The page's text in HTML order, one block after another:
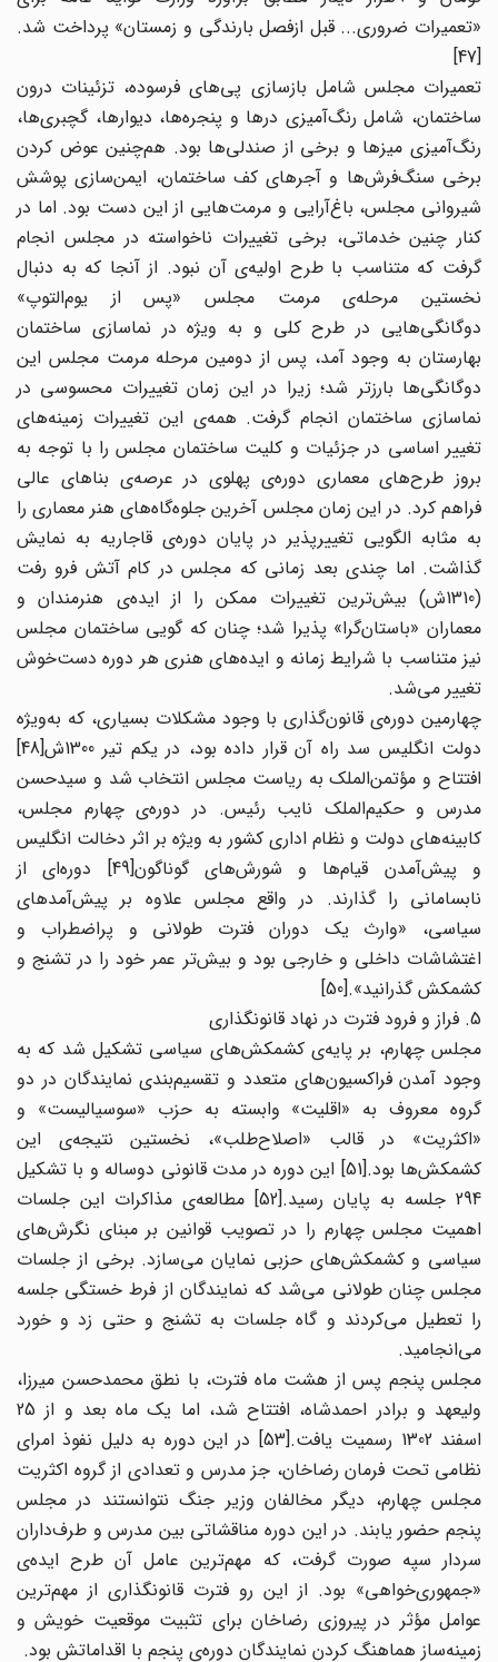
«تعمیرات ضروری... قبل ازفصل بارندگی و زمستان» پرداخت شد.
تعمیرات مجلس شامل بازسازی پی‌های فرسوده، تزئینات درون
ساختمان، شامل رنگ‌آمیزی در‌ها و پنجره‌ها، دیوار‌ها، گچبری‌ها،
رنگ‌آمیزی میز‌ها و برخی از صندلی‌ها بود. هم‌چنین عوض کردن
برخی سنگ‌فرش‌ها و آجر‌های کف ساختمان، ایمن‌سازی پوشش
شیروانی مجلس، باغ‌آرایی و مرمت‌هایی از این دست بود. اما در
کنار چنین خدماتی، برخی تغییرات ناخواسته در مجلس انجام
گرفت که متناسب با طرح اولیه‌ی آن نبود. از آنجا که به دنبال
نخستین مرحله‌ی مرمت مجلس «پس از یوم‌التوپ»
دوگانگی‌هایی در طرح کلی و به ویژه در نماسازی ساختمان
بهارستان به وجود آمد، پس از دومین مرحله مرمت مجلس این
دوگانگی‌ها بارز‌تر شد؛ زیرا در این زمان تغییرات محسوسی در
نماسازی ساختمان انجام گرفت. همه‌ی این تغییرات زمینه‌های
تغییر اساسی در جزئیات و کلیت ساختمان مجلس را با توجه به
بروز طرح‌های معماری دوره‌ی پهلوی در عرصه‌ی بنا‌های عالی
فراهم کرد. در این زمان مجلس آخرین جلوه‌گاه‌های هنر معماری را
به مثابه الگویی تغییر‌پذیر در پایان دوره‌ی قاجاریه به نمایش
‌گذاشت. اما چندی بعد زمانی که مجلس در کام آتش فرو رفت
(1310ش) بیش‌ترین تغییرات ممکن را از ایده‌ی هنرمندان و
معماران «باستان‌گرا» پذیرا شد؛ چنان که گویی ساختمان مجلس
نیز متناسب با شرایط زمانه و ایده‌های هنری هر دوره دست‌خوش
تغییر می‌شد.
چهارمین دوره‌ی قانون‌گذاری با وجود مشکلات بسیاری، که به‌ویژه
دولت انگلیس سد راه آن قرار داده بود، در یکم تیر 1300ش[48]
افتتاح و مؤتمن‌الملک به ریاست مجلس انتخاب شد و سیدحسن
مدرس و حکیم‌الملک نایب رئیس. در دوره‌ی چهارم مجلس،
کابینه‌های دولت و نظام اداری کشور به ویژه بر اثر دخالت انگلیس
و پیش‌آمدن قیام‌ها و شورش‌های گوناگون[49] دوره‌ای از
نابسامانی را گذارند. در واقع مجلس علاوه بر پیش‌آمدهای
سیاسی، «وارث یک دوران فترت طولانی و پراضطراب و
اغتشاشات داخلی و خارجی بود و بیش‌تر عمر خود را در تشنج و
کشمکش گذرانید».[50]
مجلس چهارم، بر پایه‌ی کشمکش‌های سیاسی تشکیل شد که به
وجود آمدن فراکسیون‌های متعدد و تقسیم‌بندی نمایندگان در دو
گروه معروف به «اقلیت» وابسته به حزب «سوسیالیست» و
«اکثریت» در قالب «اصلاح‌طلب»، نخستین نتیجه‌ی این
کشمکش‌ها بود.[51] این دوره در مدت قانونی دوساله و با تشکیل
294 جلسه به پایان رسید.[52] مطالعه‌ی مذاکرات این جلسات
اهمیت مجلس چهارم را در تصویب قوانین بر مبنای نگرش‌های
سیاسی و کشمکش‌های حزبی نمایان می‌سازد. برخی از جلسات
مجلس چنان طولانی می‌شد که نمایندگان از فرط خستگی جلسه
را تعطیل می‌کردند و گاه جلسات به تشنج و حتی زد و خورد
می‌انجامید.
مجلس پنجم پس از هشت ماه فترت، با نطق محمدحسن میرزا،
ولیعهد و برادر احمدشاه، افتتاح شد، اما یک ماه بعد و از 25
اسفند 1302 رسمیت یافت.[53] در این دوره به دلیل نفوذ امرای
نظامی تحت فرمان رضاخان، جز مدرس و تعدادی از گروه اکثریت
مجلس چهارم، دیگر مخالفان وزیر جنگ نتوانستند در مجلس
پنجم حضور یابند. در این دوره مناقشاتی بین مدرس و طرف‌داران
سردار سپه صورت گرفت، که مهم‌ترین عامل آن طرح ایده‌ی
«جمهوری‌خواهی» بود. از این رو فترت قانونگذاری از مهم‌ترین
عوامل مؤثر در پیروزی رضاخان برای تثبیت موقعیت خویش و
زمینه‌ساز هماهنگ کردن نمایندگان دوره‌ی پنجم با اقداماتش بود.